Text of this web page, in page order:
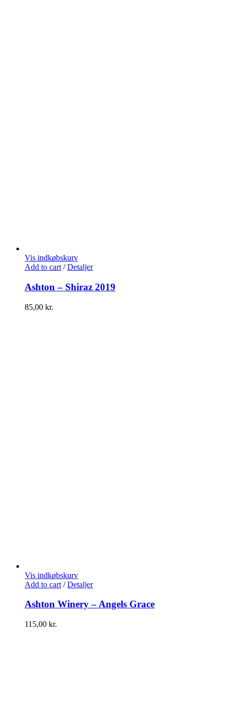
Vis indkøbskurv
Add to cart / Detaljer
Ashton – Shiraz 2019
85,00 kr.
Vis indkøbskurv
Add to cart / Detaljer
Ashton Winery – Angels Grace
115,00 kr.